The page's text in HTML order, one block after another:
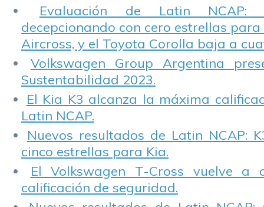
Evaluación de Latin NCAP:
decepcionando con cero estrellas para
Aircross, y el Toyota Corolla baja a
Volkswagen Group Argentina
Sustentabilidad 2023.
El Kia K3 alcanza la máxima
Latin NCAP.
Nuevos resultados de Latin NCAP:
cinco estrellas para Kia.
El Volkswagen T-Cross vuelve a
calificación de seguridad.